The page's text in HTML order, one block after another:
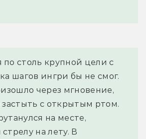
по столь крупной цели с
шагов ингри бы не смог.
через мгновение,
застыть с открытым ртом.
на месте,
на лету. В